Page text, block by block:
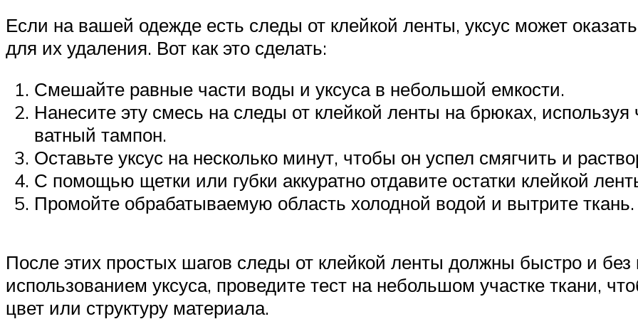
Если на вашей одежде есть следы от клейкой ленты, уксус может
для их удаления. Вот как это сделать:
Смешайте равные части воды и уксуса в небольшой емкости.
Нанесите эту смесь на следы от клейкой ленты на брюках,
ватный тампон.
Оставьте уксус на несколько минут, чтобы он успел смягчить и
С помощью щетки или губки аккуратно отдавите остатки клейкой
Промойте обрабатываемую область холодной водой и вытрите ткань.
После этих простых шагов следы от клейкой ленты должны быстро и
использованием уксуса, проведите тест на небольшом участке ткани,
цвет или структуру материала.